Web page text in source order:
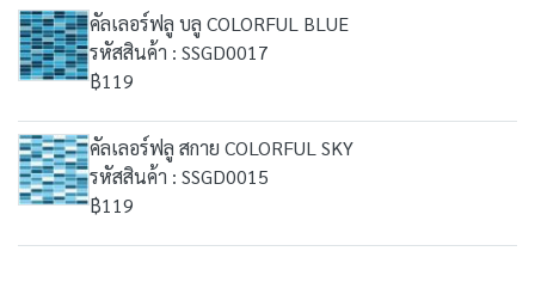
คัลเลอร์ฟลู บลู COLORFUL BLUE
รหัสสินค้า : SSGD0017
฿119
คัลเลอร์ฟลู สกาย COLORFUL SKY
รหัสสินค้า : SSGD0015
฿119